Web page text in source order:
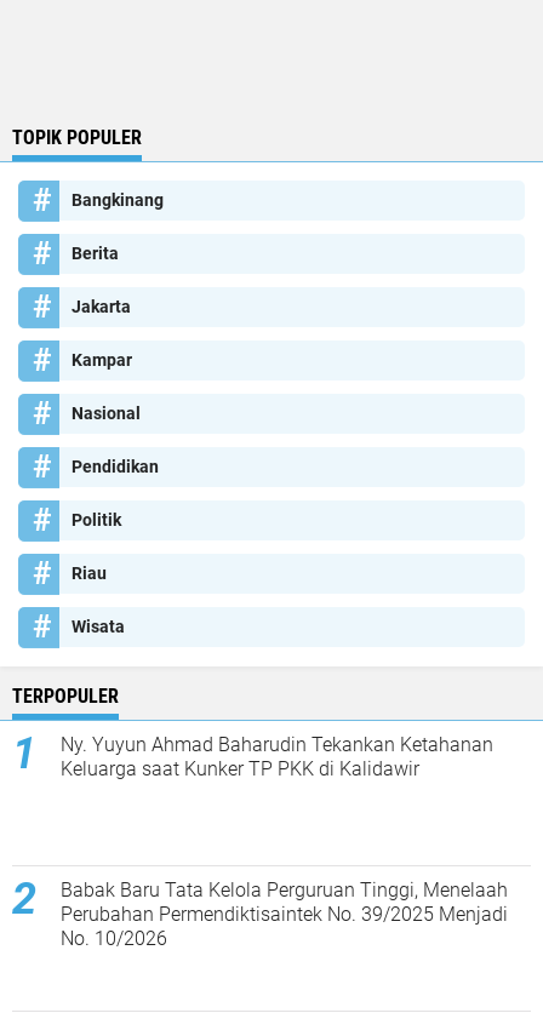
TOPIK POPULER
Bangkinang
Berita
Jakarta
Kampar
Nasional
Pendidikan
Politik
Riau
Wisata
TERPOPULER
Ny. Yuyun Ahmad Baharudin Tekankan Ketahanan
Keluarga saat Kunker TP PKK di Kalidawir
Babak Baru Tata Kelola Perguruan Tinggi, Menelaah
Perubahan Permendiktisaintek No. 39/2025 Menjadi
No. 10/2026